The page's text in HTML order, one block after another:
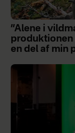
”Alene i
produktionen
en del af min